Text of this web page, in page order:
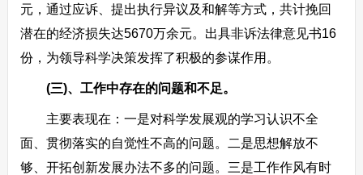
元，通过应诉、提出执行异议及和解等方式，共计挽回
潜在的经济损失达5670万余元。出具非诉法律意见书16
份，为领导科学决策发挥了积极的参谋作用。
(三)、工作中存在的问题和不足。
主要表现在：一是对科学发展观的学习认识不全
面、贯彻落实的自觉性不高的问题。二是思想解放不
够、开拓创新发展办法不多的问题。三是工作作风有时